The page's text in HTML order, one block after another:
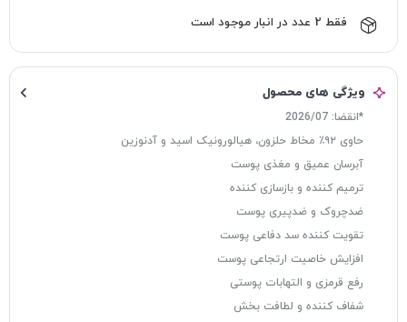
فقط 2 عدد در انبار موجود است
ویژگی های محصول
*انقضا: 2026/07
حاوی ۹۲٪ مخاط حلزون، هیالورونیک اسید و آدنوزین
آبرسان عمیق و مغذی پوست
ترمیم کننده و بازسازی کننده
ضدچروک و ضدپیری پوست
تقویت کننده سد دفاعی پوست
افزایش خاصیت ارتجاعی پوست
رفع قرمزی و التهابات پوستی
شفاف کننده و لطافت بخش